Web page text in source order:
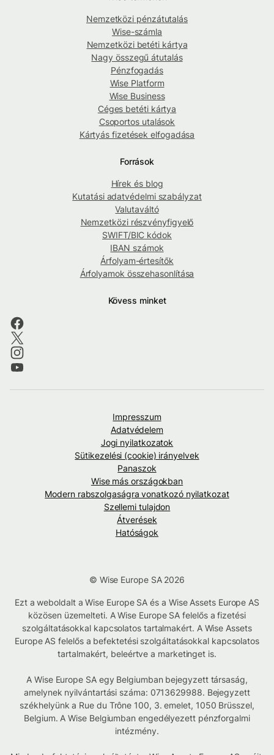
Nemzetközi pénzátutalás
Wise-számla
Nemzetközi betéti kártya
Nagy összegű átutalás
Pénzfogadás
Wise Platform
Wise Business
Céges betéti kártya
Csoportos utalások
Kártyás fizetések elfogadása
Források
Hírek és blog
Kutatási adatvédelmi szabályzat
Valutaváltó
Nemzetközi részvényfigyelő
SWIFT/BIC kódok
IBAN számok
Árfolyam-értesítők
Árfolyamok összehasonlítása
Kövess minket
Impresszum
Adatvédelem
Jogi nyilatkozatok
Sütikezelési (cookie) irányelvek
Panaszok
Wise más országokban
Modern rabszolgaságra vonatkozó nyilatkozat
Szellemi tulajdon
Átverések
Hatóságok
© Wise Europe SA 2026
Ezt a weboldalt a Wise Europe SA és a Wise Assets Europe AS
közösen üzemelteti. A Wise Europe SA felelős a fizetési
szolgáltatásokkal kapcsolatos tartalmakért. A Wise Assets
Europe AS felelős a befektetési szolgáltatásokkal kapcsolatos
tartalmakért, beleértve a marketinget is.
A Wise Europe SA egy Belgiumban bejegyzett társaság,
amelynek nyilvántartási száma: 0713629988. Bejegyzett
székhelyünk a Rue du Trône 100, 3. emelet, 1050 Brüsszel,
Belgium. A Wise Belgiumban engedélyezett pénzforgalmi
intézmény.